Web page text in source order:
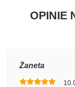
OPINIE
Żaneta